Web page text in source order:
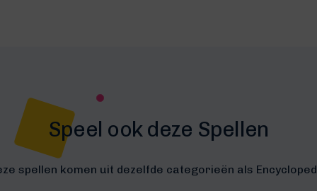
Speel ook deze Spellen
spellen komen uit dezelfde categorieën als